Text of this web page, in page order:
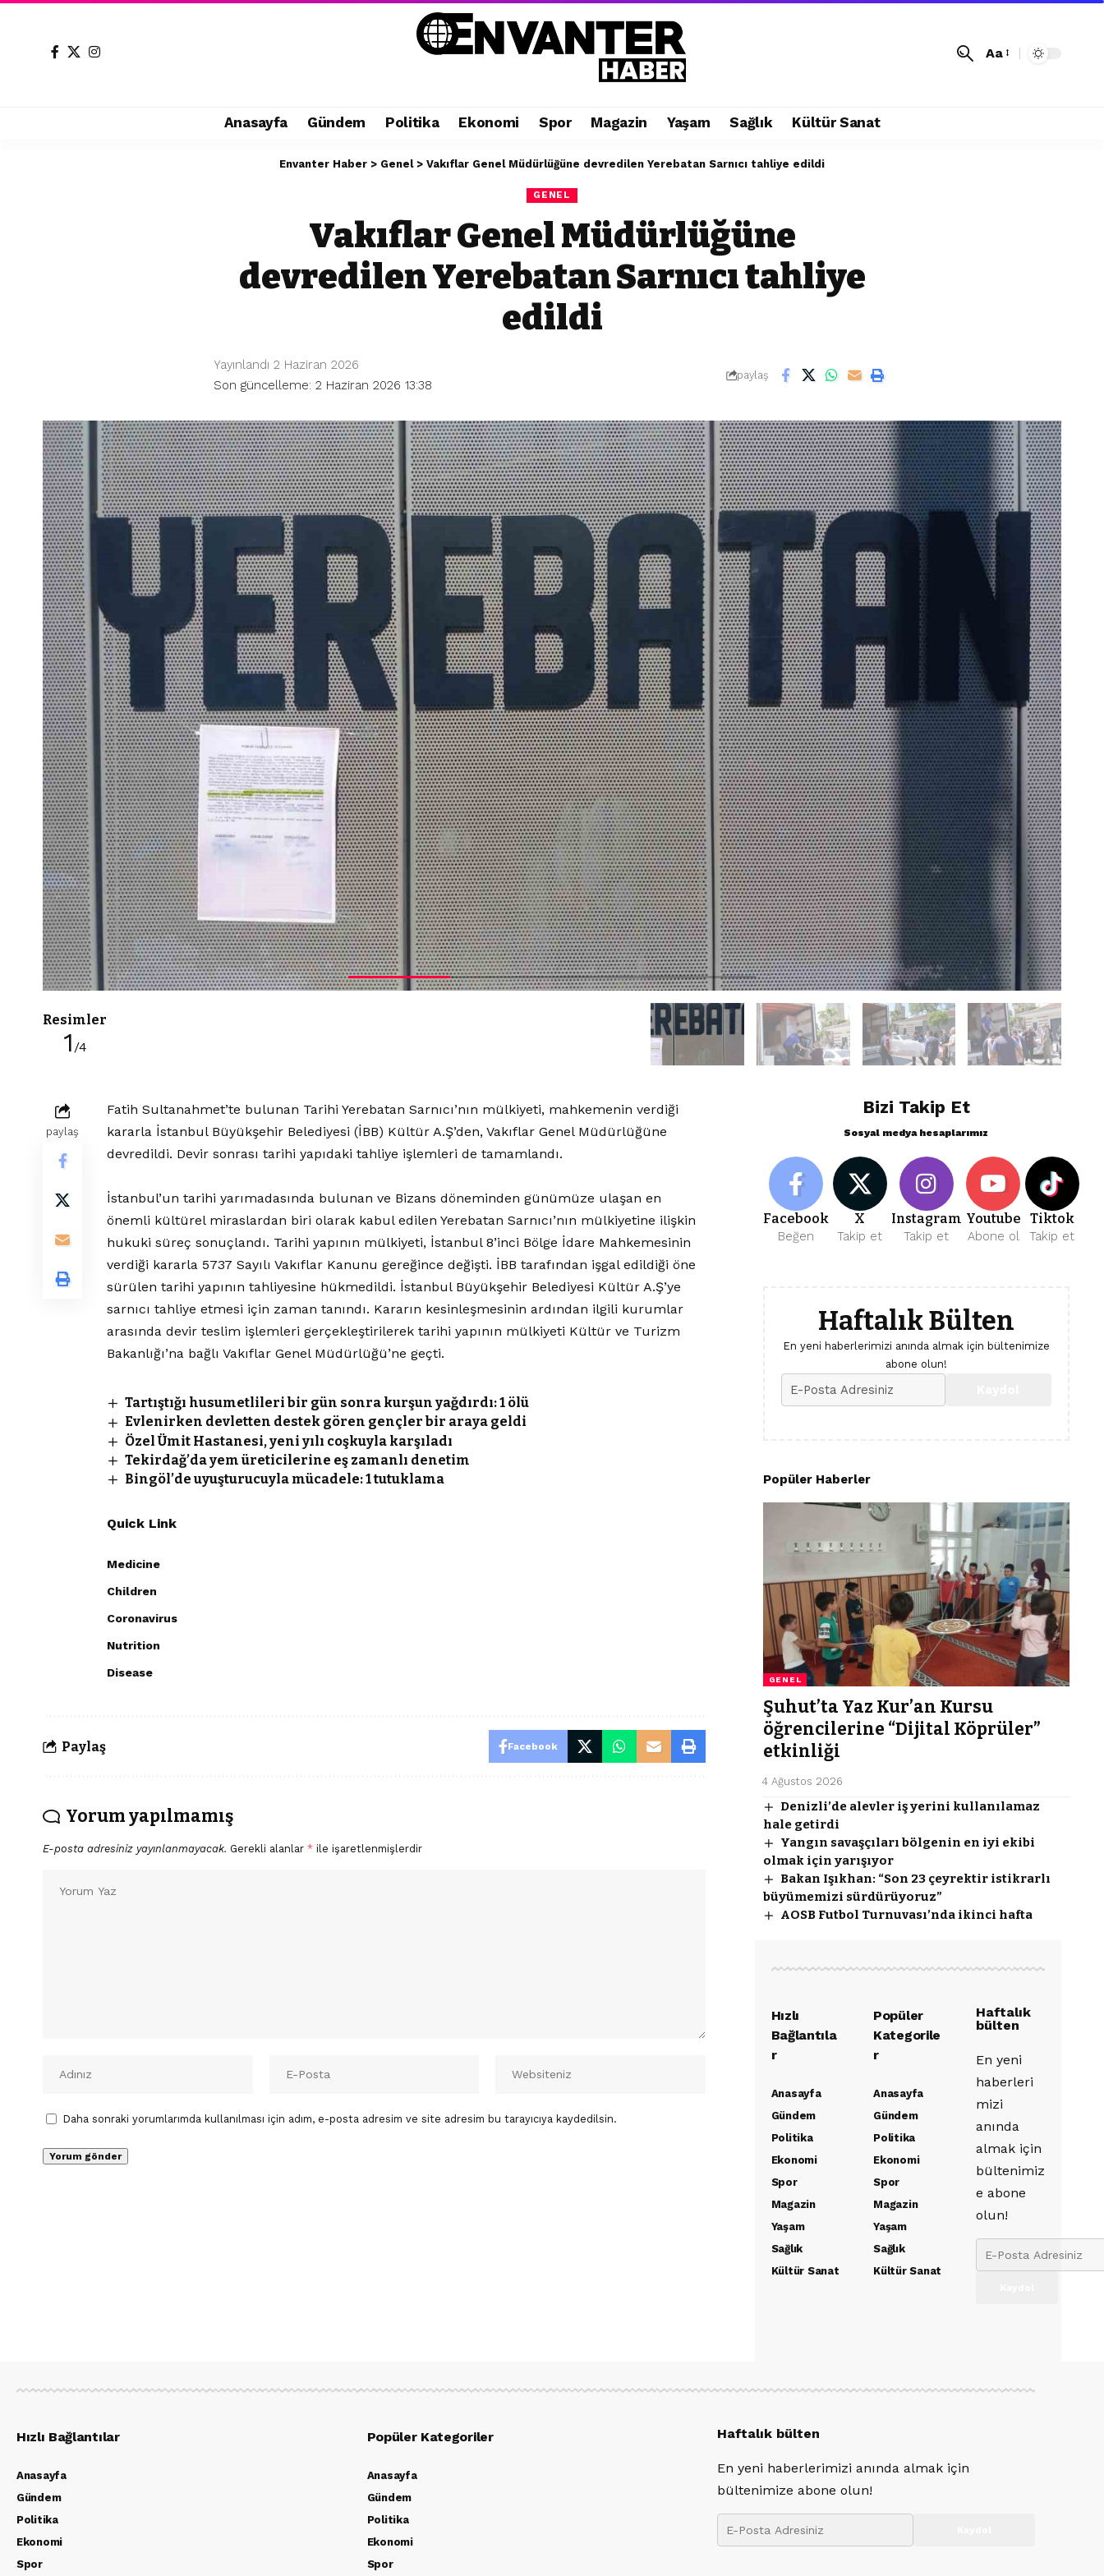
Aa
Anasayfa Gündem Politika Ekonomi Spor Magazin Yaşam Sağlık Kültür Sanat
Envanter Haber > Genel> Vakıflar Genel Müdürlüğüne devredilen Yerebatan Sarnıcı tahliye edildi
GENEL
Vakıflar Genel Müdürlüğüne
devredilen Yerebatan Sarnıcı tahliye
edildi
Son güncelleme: 2 Haziran 2026 13:38
Yayınlandı 2 Haziran 2026
paylaş
Resimler
1 /4
paylaş
Fatih Sultanahmet’te bulunan Tarihi Yerebatan Sarnıcı’nın mülkiyeti, mahkemenin verdiği
kararla İstanbul Büyükşehir Belediyesi (İBB) Kültür A.Ş’den, Vakıflar Genel Müdürlüğüne
devredildi. Devir sonrası tarihi yapıdaki tahliye işlemleri de tamamlandı.
İstanbul’un tarihi yarımadasında bulunan ve Bizans döneminden günümüze ulaşan en
önemli kültürel miraslardan biri olarak kabul edilen Yerebatan Sarnıcı’nın mülkiyetine ilişkin
hukuki süreç sonuçlandı. Tarihi yapının mülkiyeti, İstanbul 8’inci Bölge İdare Mahkemesinin
verdiği kararla 5737 Sayılı Vakıflar Kanunu gereğince değişti. İBB tarafından işgal edildiği öne
sürülen tarihi yapının tahliyesine hükmedildi. İstanbul Büyükşehir Belediyesi Kültür A.Ş’ye
sarnıcı tahliye etmesi için zaman tanındı. Kararın kesinleşmesinin ardından ilgili kurumlar
arasında devir teslim işlemleri gerçekleştirilerek tarihi yapının mülkiyeti Kültür ve Turizm
Bakanlığı’na bağlı Vakıflar Genel Müdürlüğü’ne geçti.
Tartıştığı husumetlileri bir gün sonra kurşun yağdırdı: 1 ölü
Evlenirken devletten destek gören gençler bir araya geldi
Özel Ümit Hastanesi, yeni yılı coşkuyla karşıladı
Tekirdağ’da yem üreticilerine eş zamanlı denetim
Bingöl’de uyuşturucuyla mücadele: 1 tutuklama
Quick Link
Medicine
Children
Coronavirus
Nutrition
Disease
Paylaş Facebook
Yorum yapılmamış
E-posta adresiniz yayınlanmayacak. Gerekli alanlar * ile işaretlenmişlerdir
Daha sonraki yorumlarımda kullanılması için adım, e-posta adresim ve site adresim bu tarayıcıya kaydedilsin.
Bizi Takip Et
Sosyal medya hesaplarımız
Facebook
Beğen
X
Takip et
Instagram
Takip et
Youtube
Abone ol
Tiktok
Takip et
Haftalık Bülten
En yeni haberlerimizi anında almak için bültenimize
abone olun!
Popüler Haberler
GENEL
Şuhut’ta Yaz Kur’an Kursu
öğrencilerine “Dijital Köprüler”
etkinliği
4 Ağustos 2026
Denizli’de alevler iş yerini kullanılamaz
hale getirdi
Yangın savaşçıları bölgenin en iyi ekibi
olmak için yarışıyor
Bakan Işıkhan: “Son 23 çeyrektir istikrarlı
büyümemizi sürdürüyoruz”
AOSB Futbol Turnuvası’nda ikinci hafta
Hızlı
Bağlantıla
r
Anasayfa
Gündem
Politika
Ekonomi
Spor
Magazin
Yaşam
Sağlık
Kültür Sanat
Popüler
Kategorile
r
Anasayfa
Gündem
Politika
Ekonomi
Spor
Magazin
Yaşam
Sağlık
Kültür Sanat
Haftalık
bülten
En yeni
haberleri
mizi
anında
almak için
bültenimiz
e abone
olun!
Hızlı Bağlantılar
Anasayfa
Gündem
Politika
Ekonomi
Spor
Popüler Kategoriler
Anasayfa
Gündem
Politika
Ekonomi
Spor
Haftalık bülten
En yeni haberlerimizi anında almak için
bültenimize abone olun!